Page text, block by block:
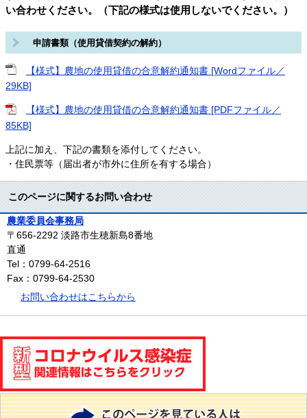
い合わせください。（下記の様式は使用しないでください。）
申請書類（使用貸借契約の解約）
【様式】農地の使用貸借の合意解約通知書 [Wordファイル／
29KB]
【様式】農地の使用貸借の合意解約通知書 [PDFファイル／
85KB]
上記に加え、下記の書類を添付してください。
・住民票等（届出者が市外に住所を有する場合）
このページに関するお問い合わせ
農業委員会事務局
〒656-2292 淡路市生穂新島8番地
直通
Tel：0799-64-2516
Fax：0799-64-2530
お問い合わせはこちらから